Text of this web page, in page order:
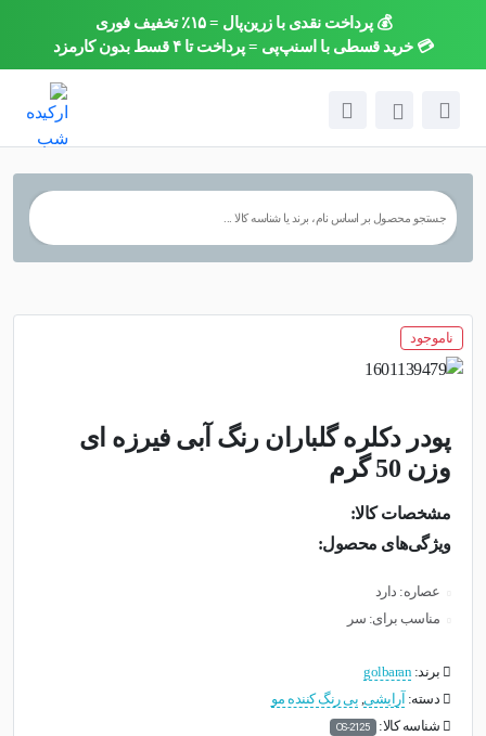
💰 پرداخت نقدی با زرین‌پال = ۱۵٪ تخفیف فوری
💳 خرید قسطی با اسنپ‌پی = پرداخت تا ۴ قسط بدون کارمزد×
ناموجود
پودر دکلره گلباران رنگ آبی فیرزه ای
وزن 50 گرم
مشخصات کالا:
ویژگی‌های محصول:
عصاره: دارد
مناسب برای: سر
برند:golbaran
دسته: آرایشی, بی رنگ کننده مو
شناسه کالا: OS-2125